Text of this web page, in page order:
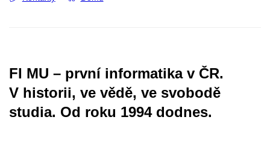
FI MU – první informatika v ČR.
V historii, ve vědě, ve svobodě
studia. Od roku 1994 dodnes.